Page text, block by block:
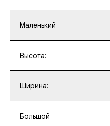
Маленький
Высота:
Ширина:
Большой